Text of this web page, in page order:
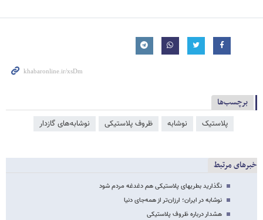
برچسب‌ها
پلاستیک نوشابه ظروف پلاستیکی نوشابه‌های گازدار
خبرهای مرتبط
نگذارید بطریهای پلاستیکی هم دغدغه مردم شود
نوشابه در ایران؛ ارزان‌تر از همه‌جای دنیا
هشدار درباره ظروف پلاستیکی